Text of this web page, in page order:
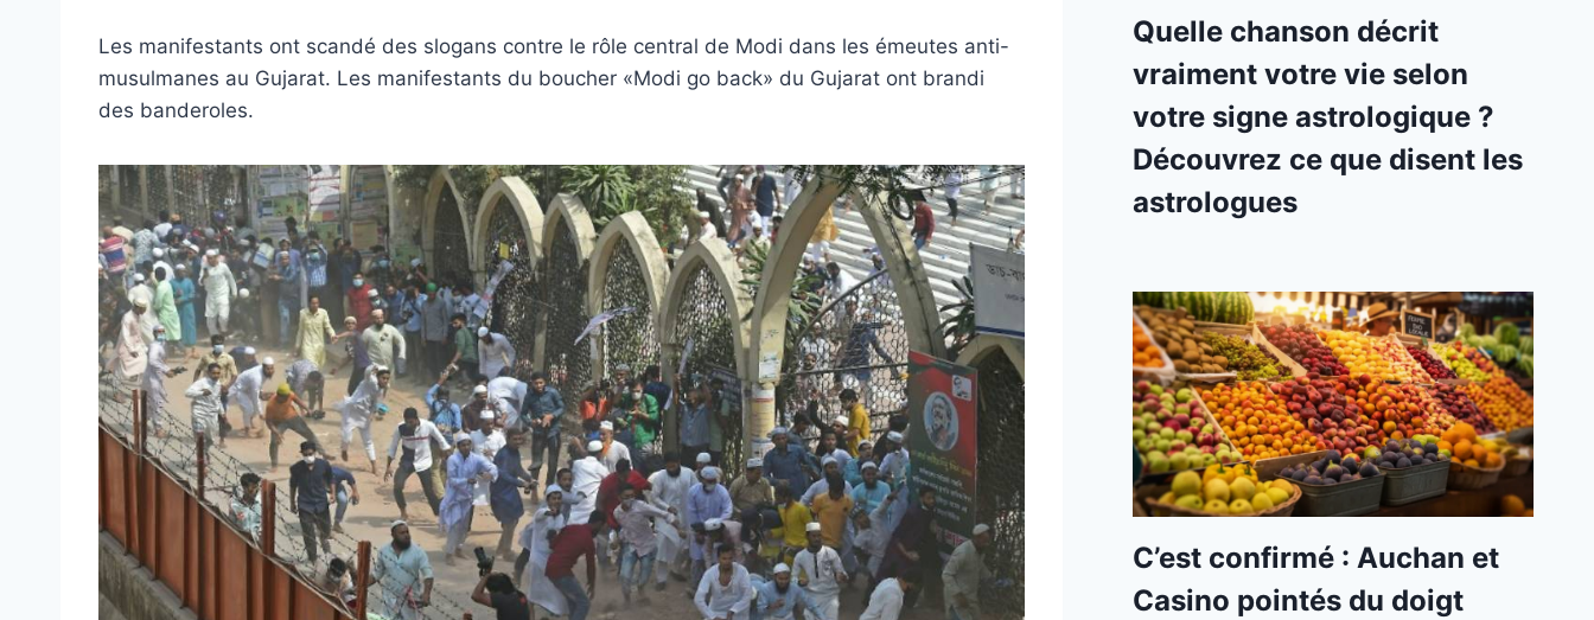
Les manifestants ont scandé des slogans contre le rôle central de Modi dans les émeutes anti-
musulmanes au Gujarat. Les manifestants du boucher «Modi go back» du Gujarat ont brandi
des banderoles.
Quelle chanson décrit
vraiment votre vie selon
votre signe astrologique ?
Découvrez ce que disent les
astrologues
C’est confirmé : Auchan et
Casino pointés du doigt